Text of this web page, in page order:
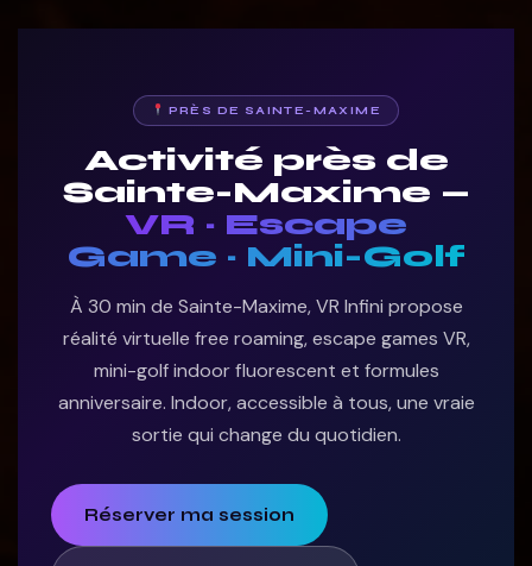
PRÈS DE SAINTE-MAXIME
Activité près de
Sainte-Maxime —
VR · Escape
Game · Mini-Golf
À 30 min de Sainte-Maxime, VR Infini propose
réalité virtuelle free roaming, escape games VR,
mini-golf indoor fluorescent et formules
anniversaire. Indoor, accessible à tous, une vraie
sortie qui change du quotidien.
Réserver ma session